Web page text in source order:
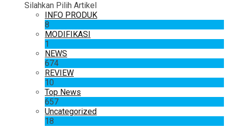
Silahkan Pilih Artikel
INFO PRODUK
8
MODIFIKASI
1
NEWS
674
REVIEW
10
Top News
657
Uncategorized
18